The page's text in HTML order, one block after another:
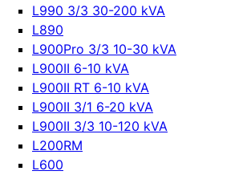
L990 3/3 30-200 kVA
L890
L900Pro 3/3 10-30 kVA
L900II 6-10 kVA
L900II RT 6-10 kVA
L900II 3/1 6-20 kVA
L900II 3/3 10-120 kVA
L200RM
L600